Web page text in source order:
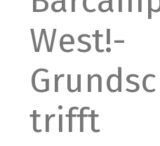
West!-
trifft